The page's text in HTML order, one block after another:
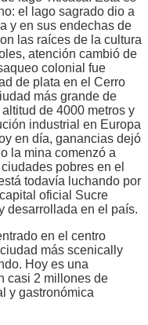
el lago sagrado dio a
y en sus endechas de
las raíces de la cultura
atención cambió de
colonial fue
de plata en el Cerro
más grande de
de 4000 metros y
industrial en Europa
en día, ganancias dejó
la mina comenzó a
pobres en el
todavía luchando por
oficial Sucre
desarrollada en el país.
en el centro
más scenically
Hoy es una
casi 2 millones de
y gastronómica